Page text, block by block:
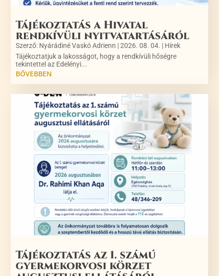
Tájékoztatás a Hivatal
rendkívüli nyitvatartásáról
Szerző: Nyárádiné Vaskó Adrienn |2026. 08. 04. | Hírek
Tájékoztatjuk a lakosságot, hogy a rendkívüli hőségre
tekintettel az Edelényi...
BŐVEBBEN
Tájékoztatás az 1. számú
gyermekorvosi körzet